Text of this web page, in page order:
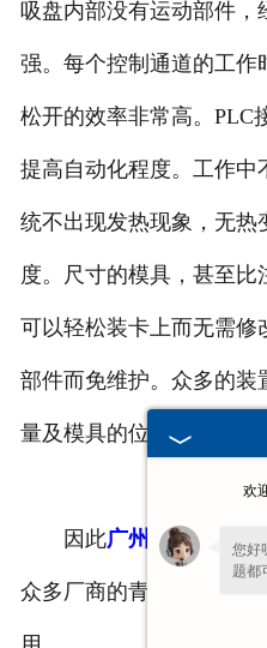
吸盘内部没有运动部件，
强。每个控制通道的工作
松开的效率非常高。PLC
提高自动化程度。工作中
统不出现发热现象，无热
度。尺寸的模具，甚至
可以轻松装卡上而无需修
部件而免维护。众多的装
量及模具的位置间隙以确
因此广州方形电磁吸
众多厂商的青睐，并为起
欢
您好
题都